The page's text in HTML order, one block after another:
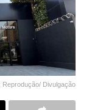
Reprodução/ Divulgação